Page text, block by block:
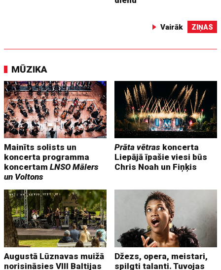
Vairāk ZIŅAS
MŪZIKA
Mainīts solists un
koncerta programma
koncertamLNSO Mālers
un Voltons
Prāta vētras koncerta
Liepājā īpašie viesi būs
Chris Noah un Fiņķis
Augustā Lūznavas muižā
norisināsies VIII Baltijas
Džezs, opera, meistari,
spilgti talanti. Tuvojas